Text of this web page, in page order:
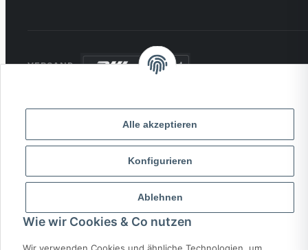
Alle akzeptieren
Konfigurieren
Ablehnen
Wie wir Cookies & Co nutzen
VERSAND:
PayPal
VISA MasterCard
Rechnung
* Alle Preise inkl. gesetzlicher USt., zzgl.
© 2026 MCTRADE24. Alle Rechte vorbehalten.
Powered byMD IT Solutions